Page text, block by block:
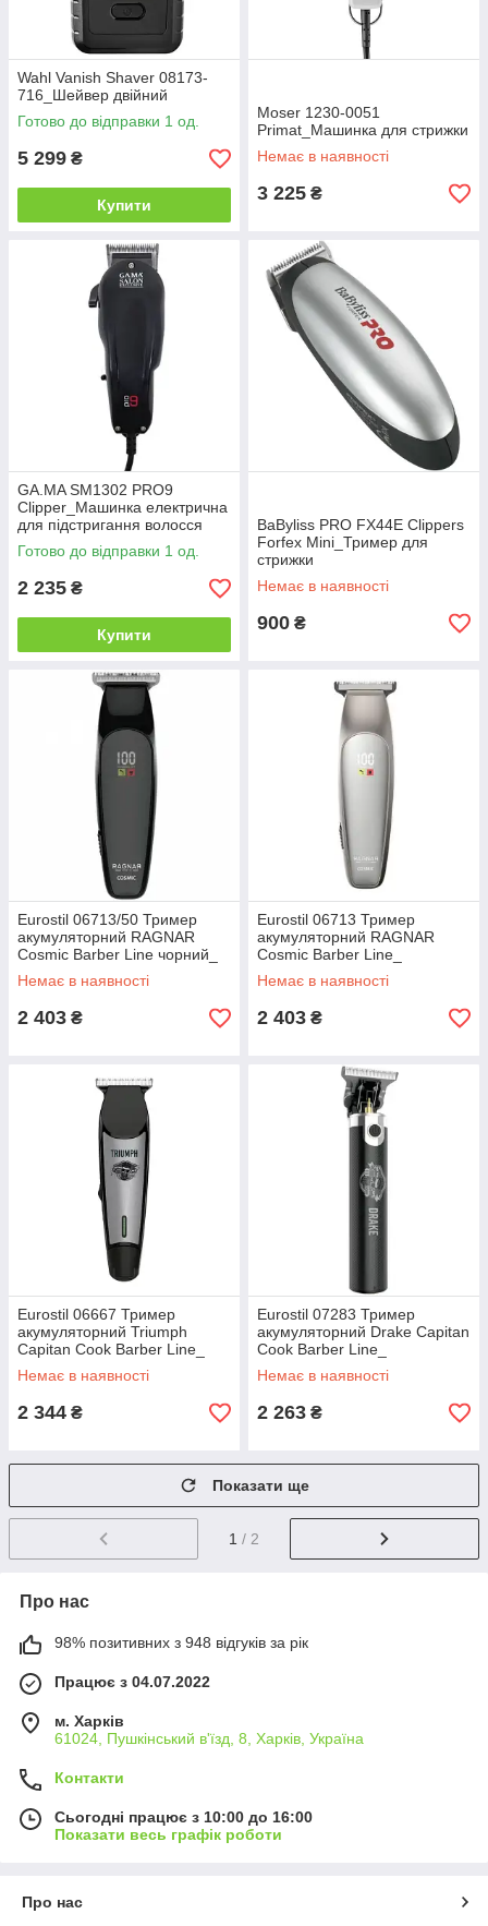
Wahl Vanish Shaver 08173-
716_Шейвер двійний
Готово до відправки 1 од.
5 299 ₴
Купити
Moser 1230-0051
Primat_Машинка для стрижки
Немає в наявності
3 225 ₴
GA.MA SM1302 PRO9
Clipper_Машинка електрична
для підстригання волосся
Готово до відправки 1 од.
2 235 ₴
Купити
BaByliss PRO FX44E Clippers
Forfex Mini_Тример для
стрижки
Немає в наявності
900 ₴
Eurostil 06713/50 Тример
акумуляторний RAGNAR
Cosmic Barber Line чорний_
Немає в наявності
2 403 ₴
Eurostil 06713 Тример
акумуляторний RAGNAR
Cosmic Barber Line_
Немає в наявності
2 403 ₴
Eurostil 06667 Тример
акумуляторний Triumph
Capitan Cook Barber Line_
Немає в наявності
2 344 ₴
Eurostil 07283 Тример
акумуляторний Drake Capitan
Cook Barber Line_
Немає в наявності
2 263 ₴
Показати ще
1 / 2
Про нас
98% позитивних з 948 відгуків за рік
Працює з 04.07.2022
м. Харків
61024, Пушкінський в'їзд, 8, Харків, Україна
Контакти
Сьогодні працює з 10:00 до 16:00
Показати весь графік роботи
Про нас